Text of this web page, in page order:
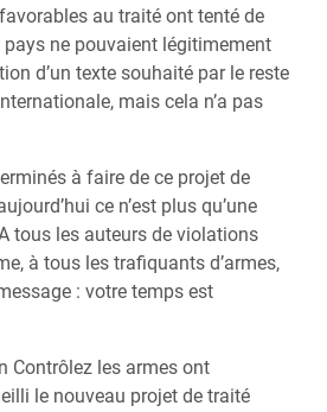
au traité ont tenté de
ne pouvaient légitimement
d’un texte souhaité par le reste
mais cela n’a pas
à faire de ce projet de
ce n’est plus qu’une
tous les auteurs de violations
à tous les trafiquants d’armes,
: votre temps est
Contrôlez les armes ont
le nouveau projet de traité